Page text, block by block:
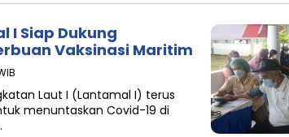
I Siap Dukung
Vaksinasi Maritim
Laut I (Lantamal I) terus
menuntaskan Covid-19 di